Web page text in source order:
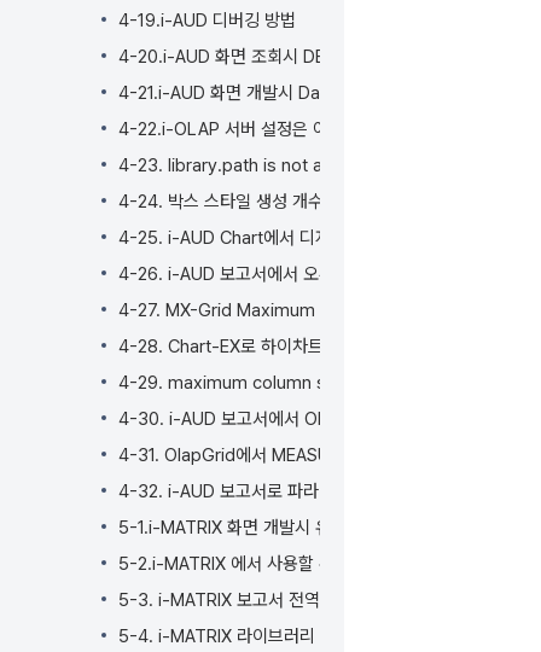
4-19.i-AUD 디버깅 방법
4-20.i-AUD 화면 조회시 DB 프로시저(Procedure)를 사
4-21.i-AUD 화면 개발시 DataGrid에 멀티 헤더를 사용하
4-22.i-OLAP 서버 설정은 어떻게 변경하나요?
4-23. library.path is not available 오류 조치 가이드
4-24. 박스 스타일 생성 개수 제한 및 확장 방법
4-25. i-AUD Chart에서 디자인 변경 후 저장 안될 때 조치
4-26. i-AUD 보고서에서 오류 조치 가이드
4-27. MX-Grid Maximum number of records
4-28. Chart-EX로 하이차트 개발 시 라이센스는 어떻게 처
4-29. maximum column size exceeds the allowed
4-30. i-AUD 보고서에서 OlapGrid 화면을 표시할 때 병합
4-31. OlapGrid에서 MEASURES 필드가 기본으로 Row에
4-32. i-AUD 보고서로 파라메터 전송 시 한글깨짐 현상 해
5-1.i-MATRIX 화면 개발시 유의사항
5-2.i-MATRIX 에서 사용할 수 있는 API
5-3. i-MATRIX 보고서 전역 변수 사용방법 및 세션 변수 목
5-4. i-MATRIX 라이브러리 설치 파일 다운로드 방법